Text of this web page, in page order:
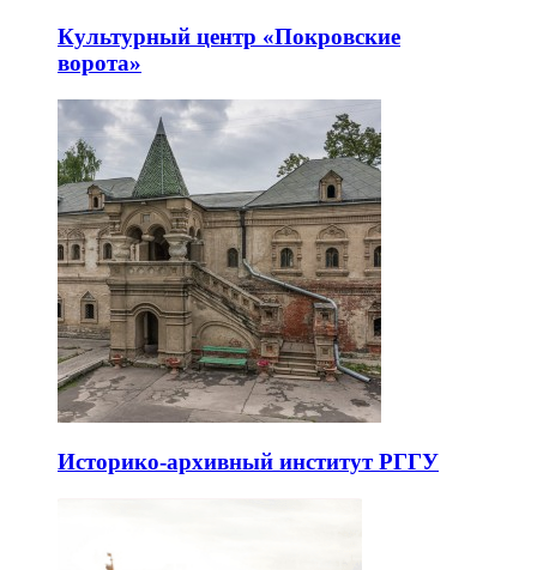
Культурный центр «Покровские
ворота»
Историко-архивный институт РГГУ